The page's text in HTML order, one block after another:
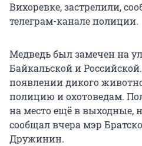
Вихоревке, застрелили,
телеграм-канале полиции.
Медведь был замечен на
Байкальской и
появлении дикого
полицию и охотоведам.
на место ещё в выходные,
сообщал вчера мэр
Дружинин.